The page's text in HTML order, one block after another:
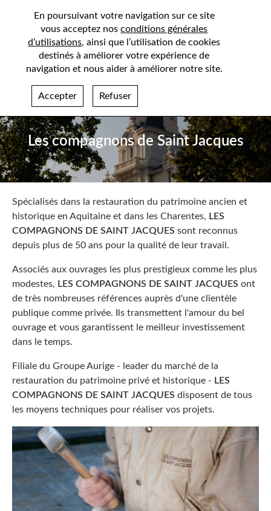
En poursuivant votre navigation sur ce site
vous acceptez nosconditions générales
d’utilisations, ainsi que l’utilisation de cookies
destinés à améliorer votre expérience de
navigation et nous aider à améliorer notre site.
Accepter Refuser
Les compagnons de Saint Jacques
Spécialisés dans la restauration du patrimoine ancien et
historique en Aquitaine et dans les Charentes, LES
COMPAGNONS DE SAINT JACQUES sont reconnus
depuis plus de 50 ans pour la qualité de leur travail.
Associés aux ouvrages les plus prestigieux comme les plus
modestes, LES COMPAGNONS DE SAINT JACQUES ont
de très nombreuses références auprès d'une clientèle
publique comme privée. Ils transmettent l'amour du bel
ouvrage et vous garantissent le meilleur investissement
dans le temps.
Filiale du Groupe Aurige - leader du marché de la
restauration du patrimoine privé et historique - LES
COMPAGNONS DE SAINT JACQUES disposent de tous
les moyens techniques pour réaliser vos projets.